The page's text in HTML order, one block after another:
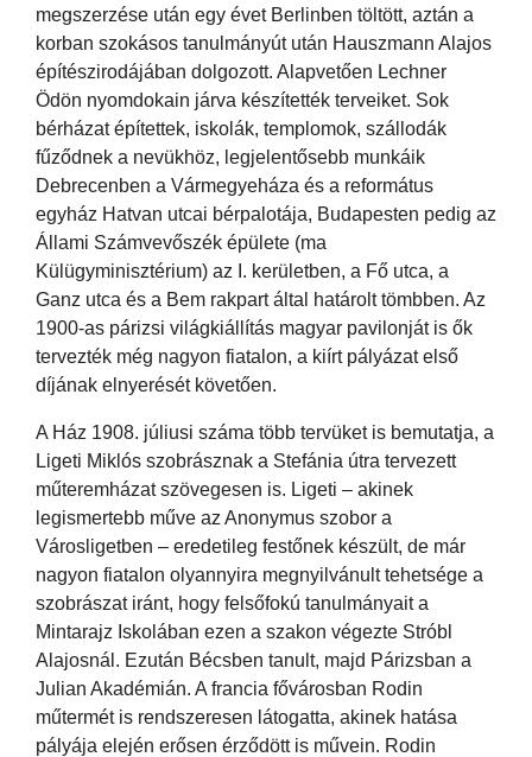
megszerzése után egy évet Berlinben töltött, aztán a
korban szokásos tanulmányút után Hauszmann Alajos
építészirodájában dolgozott. Alapvetően Lechner
Ödön nyomdokain járva készítették terveiket. Sok
bérházat építettek, iskolák, templomok, szállodák
fűződnek a nevükhöz, legjelentősebb munkáik
Debrecenben a Vármegyeháza és a református
egyház Hatvan utcai bérpalotája, Budapesten pedig az
Állami Számvevőszék épülete (ma
Külügyminisztérium) az I. kerületben, a Fő utca, a
Ganz utca és a Bem rakpart által határolt tömbben. Az
1900-as párizsi világkiállítás magyar pavilonját is ők
tervezték még nagyon fiatalon, a kiírt pályázat első
díjának elnyerését követően.
A Ház 1908. júliusi száma több tervüket is bemutatja, a
Ligeti Miklós szobrásznak a Stefánia útra tervezett
műteremházat szövegesen is. Ligeti – akinek
legismertebb műve az Anonymus szobor a
Városligetben – eredetileg festőnek készült, de már
nagyon fiatalon olyannyira megnyilvánult tehetsége a
szobrászat iránt, hogy felsőfokú tanulmányait a
Mintarajz Iskolában ezen a szakon végezte Stróbl
Alajosnál. Ezután Bécsben tanult, majd Párizsban a
Julian Akadémián. A francia fővárosban Rodin
műtermét is rendszeresen látogatta, akinek hatása
pályája elején erősen érződött is művein. Rodin